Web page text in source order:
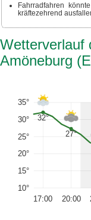
Fahrradfahren
kräftezehrend
Wetterverlauf
Amöneburg
10°
15°
20°
25°
30°
35°
32°
27°
17:00 20:00